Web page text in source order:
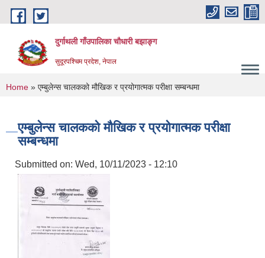
Skip to main content
दुर्गाथली गाँउपालिका चौधारी बझाङ्ग
सुदूरपश्चिम प्रदेश, नेपाल
You are here
Home » एम्बुलेन्स चालकको मौखिक र प्रयोगात्मक परीक्षा सम्बन्धमा
एम्बुलेन्स चालकको मौखिक र प्रयोगात्मक परीक्षा
सम्बन्धमा
Submitted on: Wed, 10/11/2023 - 12:10